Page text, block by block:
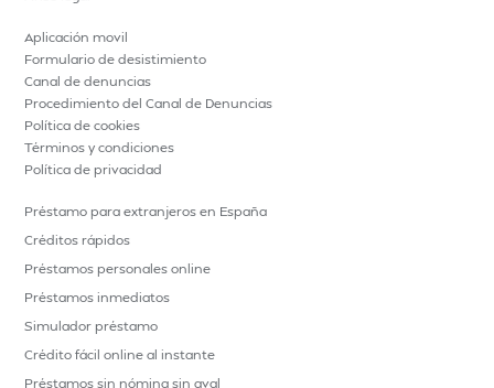
Aplicación movil
Formulario de desistimiento
Canal de denuncias
Procedimiento del Canal de Denuncias
Política de cookies
Términos y condiciones
Política de privacidad
Préstamo para extranjeros en España
Créditos rápidos
Préstamos personales online
Préstamos inmediatos
Simulador préstamo
Crédito fácil online al instante
Préstamos sin nómina sin aval